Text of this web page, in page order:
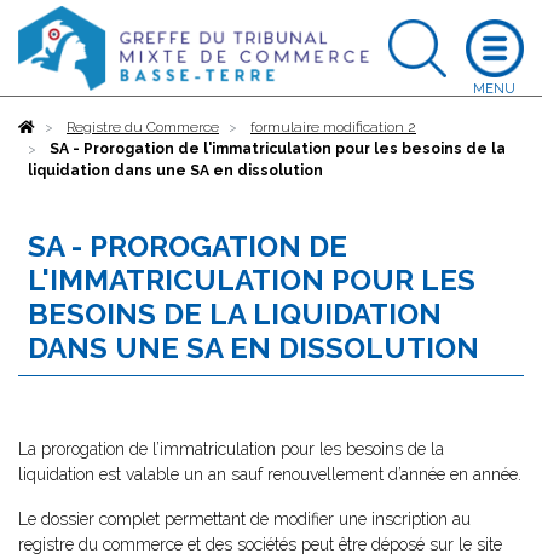
AccueilRegistre du Commerce
formulaire modification 2
SA - Prorogation de l'immatriculation pour les besoins de la
liquidation dans une SA en dissolution
SA - PROROGATION DE
L'IMMATRICULATION POUR LES
BESOINS DE LA LIQUIDATION
DANS UNE SA EN DISSOLUTION
La prorogation de l’immatriculation pour les besoins de la
liquidation est valable un an sauf renouvellement d’année en année.
Le dossier complet permettant de modifier une inscription au
registre du commerce et des sociétés peut être déposé sur le site